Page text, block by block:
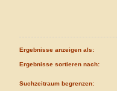
Ergebnisse anzeigen als:
Ergebnisse sortieren nach:
Suchzeitraum begrenzen: